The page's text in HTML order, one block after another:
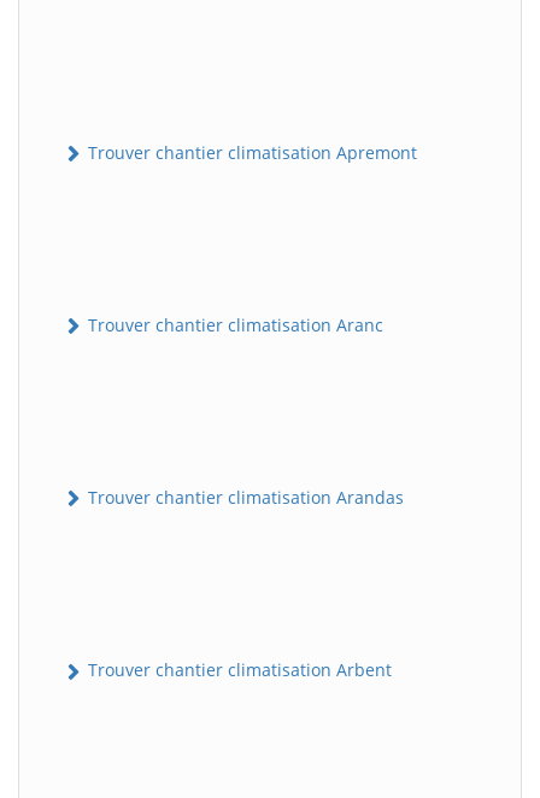
Trouver chantier climatisation Apremont
Trouver chantier climatisation Aranc
Trouver chantier climatisation Arandas
Trouver chantier climatisation Arbent